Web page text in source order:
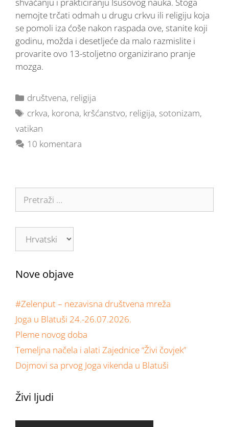
nemojte trčati odmah u drugu crkvu ili religiju koja
se pomoli iza ćoše nakon raspada ove, stanite koji
godinu, možda i desetljeće da malo razmislite i
provarite ovo 13-stoljetno organizirano pranje
mozga.
društvena, religija
crkva, korona, kršćanstvo, religija, sotonizam,
vatikan
10 komentara
Nove objave
#Zelenput – nezavisna društvena mreža
Joga u Blatuši 24.-26.07.2026.
Pleme novog doba
Temeljna načela i alati Zajednice “Živi čovjek”
Dojmovi sa prvog Joga vikenda u Blatuši
Živi ljudi